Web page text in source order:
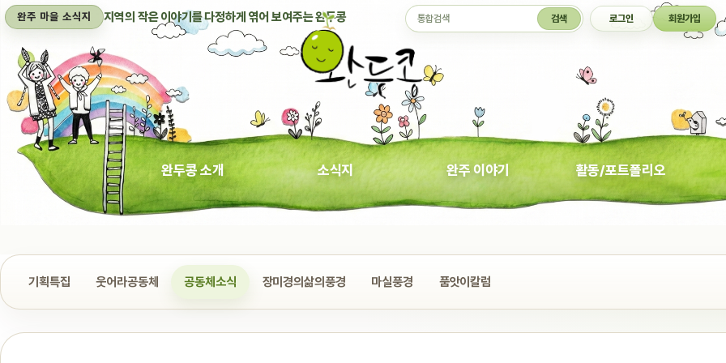
완주 마을 소식지 지역의 작은 이야기를 다정하게 엮어 보여주는 완두콩 통합검색 검색 로그인 회원가입
완두콩 소개 소식지 완주 이야기 활동/포트폴리오
기획특집 웃어라공동체 공동체소식 장미경의삶의풍경 마실풍경 품앗이칼럼